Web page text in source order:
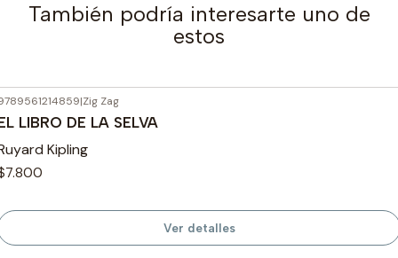
También podría interesarte uno de
estos
Agotado |Zig Zag
LIBRO DE LA SELVA
Kipling
Ver detalles